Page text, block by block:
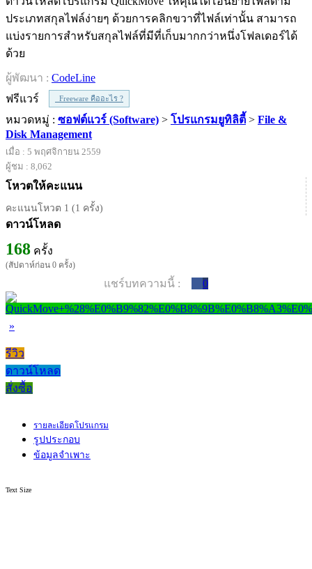
ประเภทสกุลไฟล์ง่ายๆ ด้วยการคลิกขวาที่ไฟล์เท่านั้น สามารถ
แบ่งรายการสำหรับสกุลไฟล์ที่มีที่เก็บมากกว่าหนึ่งโฟลเดอร์ได้
ด้วย
ผู้พัฒนา : CodeLine
ฟรีแวร์
Freeware คืออะไร ?
หมวดหมู่ : ซอฟต์แวร์ (Software) > โปรแกรมยูทิลิตี้ > File &
Disk Management
เมื่อ : 5 พฤศจิกายน 2559
ผู้ชม : 8,062
โหวตให้คะแนน
คะแนนโหวต 1 (1 ครั้ง)
ดาวน์โหลด
168 ครั้ง
(สัปดาห์ก่อน 0 ครั้ง)
แชร์บทความนี้ : 0
»
รีวิว
ดาวน์โหลด
สั่งซื้อ
รายละเอียดโปรแกรม
รูปประกอบ
ข้อมูลจำเพาะ
Text Size